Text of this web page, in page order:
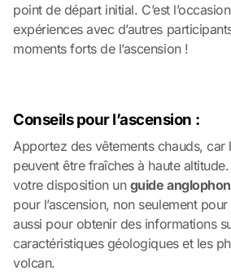
point de départ initial. C’est
expériences avec d’autres
moments forts de l’ascension !
Conseils pour l’ascension :
Apportez des vêtements chauds, car
peuvent être fraîches à haute
votre disposition un guide
pour l’ascension, non seulement
aussi pour obtenir des informations
caractéristiques géologiques et les
volcan.